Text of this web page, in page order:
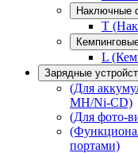
Наключные
T
L
Зарядные
(Для
MH/Ni-CD)
(Для фото-
портами)